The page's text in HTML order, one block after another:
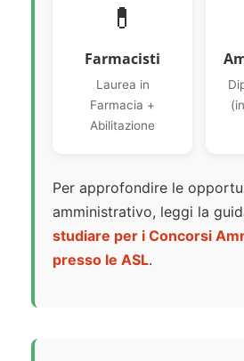
💊
Farmacisti
Laurea in
Farmacia +
Abilitazione
Per approfondire le
amministrativo, leggi la
studiare per i Concorsi
presso le ASL.